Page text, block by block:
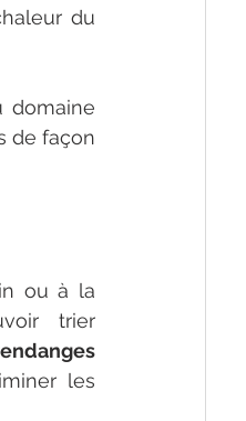
du
domaine
de façon
ou à la
trier
les